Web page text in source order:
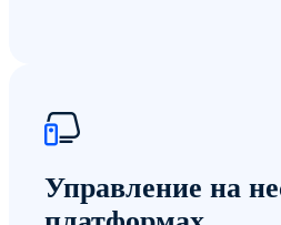
Управление на